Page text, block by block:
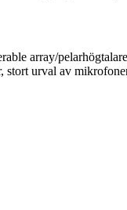
array/
urval av